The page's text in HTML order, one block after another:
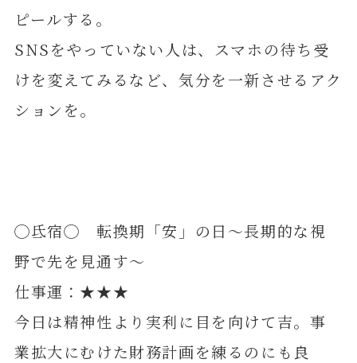
ピールする。
SNSをやっていない人は、スマホの待ち受
けを変えてみるなど、気分を一新させるアク
ションを。
◯氐宿◯ 転換期「安」の日～長期的な視
野で先を見通す～
仕事運：★★★
今日は精神性より実利に目を向けて吉。事
業拡大にむけた財務計画を練るのにも良